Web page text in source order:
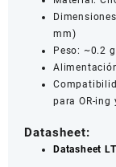
mm)
Peso: ~0.2 g
para OR-ing
Datasheet:
Datasheet